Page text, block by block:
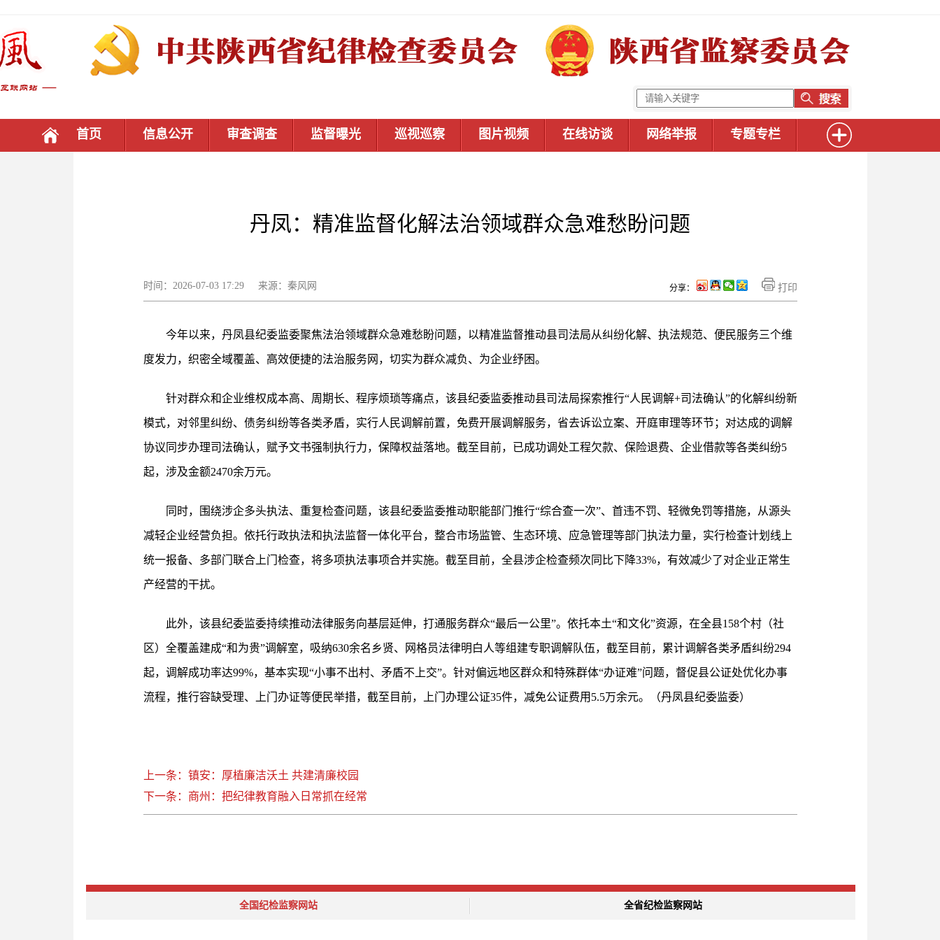
首页 信息公开 审查调查 监督曝光 巡视巡察 图片视频 在线访谈 网络举报 专题专栏
丹凤：精准监督化解法治领域群众急难愁盼问题
时间：2026-07-03 17:29 来源：秦风网 打印
分享：
今年以来，丹凤县纪委监委聚焦法治领域群众急难愁盼问题，以精准监督推动县司法局从纠纷化解、执法规范、便民服务三个维
度发力，织密全域覆盖、高效便捷的法治服务网，切实为群众减负、为企业纾困。
针对群众和企业维权成本高、周期长、程序烦琐等痛点，该县纪委监委推动县司法局探索推行“人民调解+司法确认”的化解纠纷新
模式，对邻里纠纷、债务纠纷等各类矛盾，实行人民调解前置，免费开展调解服务，省去诉讼立案、开庭审理等环节；对达成的调解
协议同步办理司法确认，赋予文书强制执行力，保障权益落地。截至目前，已成功调处工程欠款、保险退费、企业借款等各类纠纷5
起，涉及金额2470余万元。
同时，围绕涉企多头执法、重复检查问题，该县纪委监委推动职能部门推行“综合查一次”、首违不罚、轻微免罚等措施，从源头
减轻企业经营负担。依托行政执法和执法监督一体化平台，整合市场监管、生态环境、应急管理等部门执法力量，实行检查计划线上
统一报备、多部门联合上门检查，将多项执法事项合并实施。截至目前，全县涉企检查频次同比下降33%，有效减少了对企业正常生
产经营的干扰。
此外，该县纪委监委持续推动法律服务向基层延伸，打通服务群众“最后一公里”。依托本土“和文化”资源，在全县158个村（社
区）全覆盖建成“和为贵”调解室，吸纳630余名乡贤、网格员法律明白人等组建专职调解队伍，截至目前，累计调解各类矛盾纠纷294
起，调解成功率达99%，基本实现“小事不出村、矛盾不上交”。针对偏远地区群众和特殊群体“办证难”问题，督促县公证处优化办事
流程，推行容缺受理、上门办证等便民举措，截至目前，上门办理公证35件，减免公证费用5.5万余元。（丹凤县纪委监委）
上一条：镇安：厚植廉洁沃土 共建清廉校园
下一条：商州：把纪律教育融入日常抓在经常
全国纪检监察网站 全省纪检监察网站